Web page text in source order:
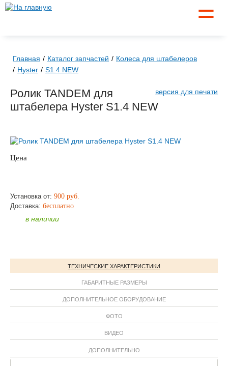
☰
Главная Каталог запчастей
Колеса для штабелеров
Hyster
S1.4 NEW
версия для печати
Ролик TANDEM для
штабелера Hyster S1.4 NEW
Цена
Установка от: 900 руб.
Доставка: бесплатно
в наличии
ТЕХНИЧЕСКИЕ ХАРАКТЕРИСТИКИ
ГАБАРИТНЫЕ РАЗМЕРЫ
ДОПОЛНИТЕЛЬНОЕ ОБОРУДОВАНИЕ
ФОТО
ВИДЕО
ДОПОЛНИТЕЛЬНО